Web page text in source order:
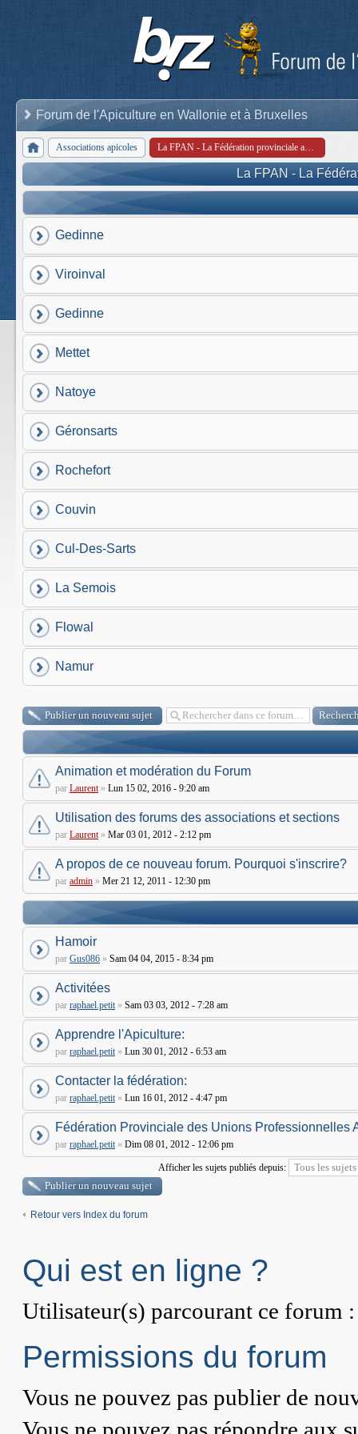
Forum de l'Apiculture en Wallonie et à Bruxelles
Associations apicoles La FPAN - La Fédération provinciale apicole de Namur
La FPAN - La
Gedinne
Viroinval
Gedinne
Mettet
Natoye
Géronsarts
Rochefort
Couvin
Cul-Des-Sarts
La Semois
Flowal
Namur
Publier un nouveau sujet
Animation et modération du Forum
par Laurent » Lun 15 02, 2016 - 9:20 am
Utilisation des forums des associations et sections
par Laurent » Mar 03 01, 2012 - 2:12 pm
A propos de ce nouveau forum. Pourquoi s'inscrire?
par admin » Mer 21 12, 2011 - 12:30 pm
Hamoir
par Gus086 » Sam 04 04, 2015 - 8:34 pm
Activitées
par raphael.petit » Sam 03 03, 2012 - 7:28 am
Apprendre l'Apiculture:
par raphael.petit » Lun 30 01, 2012 - 6:53 am
Contacter la fédération:
par raphael.petit » Lun 16 01, 2012 - 4:47 pm
Fédération Provinciale des Unions Professionnelles
par raphael.petit » Dim 08 01, 2012 - 12:06 pm
Afficher les sujets publiés depuis:
Publier un nouveau sujet
Retour vers Index du forum
Qui est en ligne ?
Utilisateur(s) parcourant ce forum
Permissions du forum
Vous ne pouvez pas publier de